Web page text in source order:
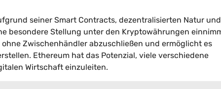
seiner Smart Contracts, dezentralisierten Natur
besondere Stellung unter den Kryptowährungen
Zwischenhändler abzuschließen und ermöglicht es
Ethereum hat das Potenzial, viele verschiedene
Wirtschaft einzuleiten.